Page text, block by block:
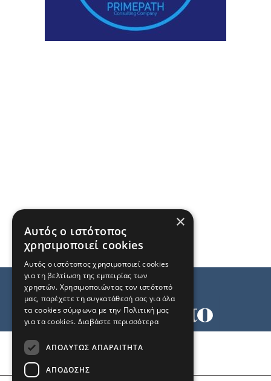
×
Αυτός ο ιστότοπος
χρησιμοποιεί cookies
Αυτός ο ιστότοπος χρησιμοποιεί cookies
για τη βελτίωση της εμπειρίας των
χρηστών. Χρησιμοποιώντας τον ιστότοπό
μας, παρέχετε τη συγκατάθεσή σας για όλα
τα cookies σύμφωνα με την Πολιτική μας
για τα cookies. Διαβάστε περισσότερα
ΑΠΟΛΎΤΩΣ ΑΠΑΡΑΊΤΗΤΑ
ΑΠΌΔΟΣΗΣ